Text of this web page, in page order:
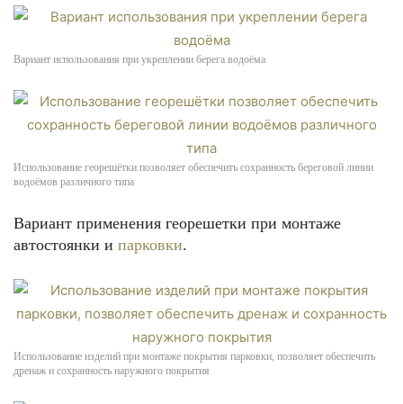
Вариант использования при укреплении берега водоёма
Использование георешётки позволяет обеспечить сохранность береговой линии
водоёмов различного типа
Вариант применения георешетки при монтаже
автостоянки и парковки.
Использование изделий при монтаже покрытия парковки, позволяет обеспечить
дренаж и сохранность наружного покрытия